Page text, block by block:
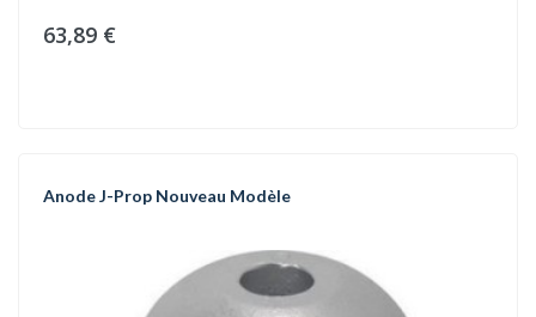
63,89 €
Anode J-Prop Nouveau Modèle